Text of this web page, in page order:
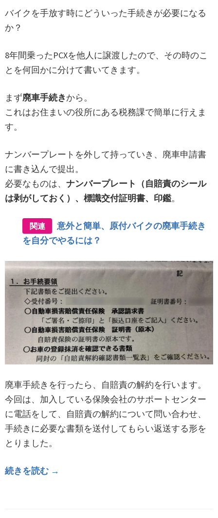
バイクを手放す時にどういった手続きが必要になる
か？
8年間乗ったPCXを他人に譲渡したので、その時のこ
とを何回かに分けて書いてきます。
まず廃車手続きから。
これはお住まいの役所にある税務課で簡単に行えま
す。
ナンバープレートを外して持っていき、廃車申請書
に書き込んで提出。
必要なものは、 ナンバープレート（自賠責のシール
は剥がしておく）、標識交付証明書、印鑑。
関連
意外と簡単、原付バイクの廃車手続き
を自分でやるには？
廃車手続きを行ったら、自賠責の解約を行います。
今回は、加入している保険会社のサポートセンター
に電話をして、自賠責の解約について問い合わせ、
手続きに必要な書類を送付してもらい返送する形を
とりました。
続きを読む →